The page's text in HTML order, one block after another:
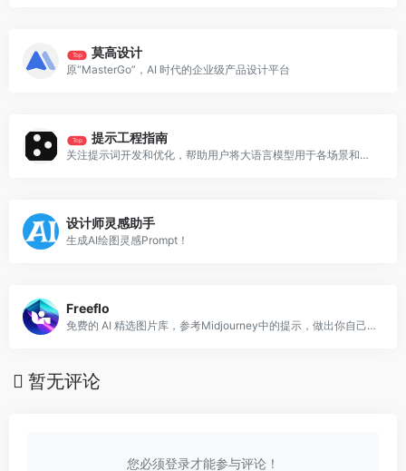
Top 莫高设计
原“MasterGo”，AI 时代的企业级产品设计平台
Top 提示工程指南
关注提示词开发和优化，帮助用户将大语言模型用于各场景和研究领域
设计师灵感助手
生成AI绘图灵感Prompt！
Freeflo
免费的 AI 精选图片库，参考Midjourney中的提示，做出你自己独特的变化！
暂无评论
您必须登录才能参与评论！